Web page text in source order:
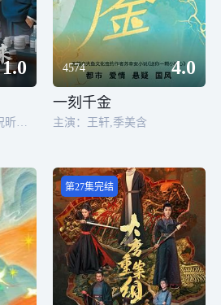
1.0
主演：穆乐恩,冯铭潮,祝昕愿,郝乙潼,杨梓晴,鲍金,王圻文宣
4574 4.0
一刻千金
主演：王轩,季美含
第27集完结